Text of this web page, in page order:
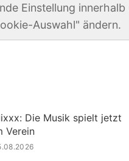
Einstellung innerhalb
Auswahl" ändern.
Die Musik spielt jetzt
Verein